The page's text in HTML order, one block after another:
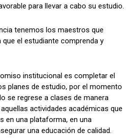
para llevar a cabo su estudio.
tenemos los maestros que
el estudiante comprenda y
institucional es completar el
planes de estudio, por el momento
se regrese a clases de manera
actividades académicas que
en una plataforma, en una
una educación de calidad.